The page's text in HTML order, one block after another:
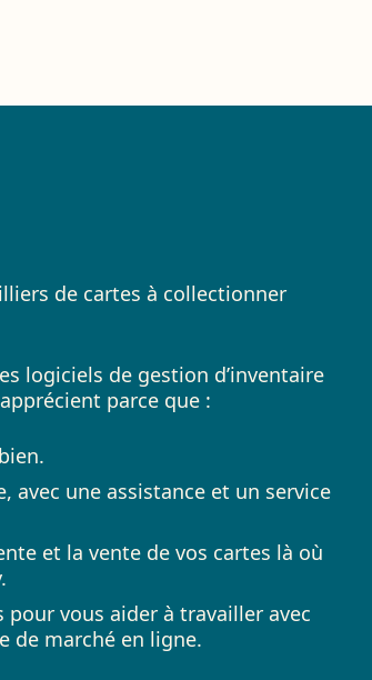
de cartes à collectionner
logiciels de gestion d’inventaire
parce que :
avec une assistance et un service
et la vente de vos cartes là où
vous aider à travailler avec
de marché en ligne.